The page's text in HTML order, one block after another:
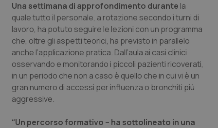
Lombardia
Marche
Molise
Piemonte
Dolore
Donna & Salute
Epatiti
HIV
Una settimana di approfondimento durante la
quale tutto il personale, a rotazione secondo i turni di
lavoro, ha potuto seguire le lezioni con un programma
che, oltre gli aspetti teorici, ha previsto in parallelo
anche l’applicazione pratica. Dall’aula ai casi clinici
osservando e monitorando i piccoli pazienti ricoverati,
in un periodo che non a caso è quello che in cui vi è un
gran numero di accessi per influenza o bronchiti più
aggressive.
“Un percorso formativo – ha sottolineato in una